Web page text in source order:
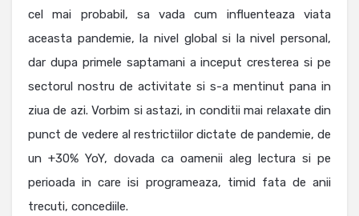
cel mai probabil, sa vada cum influenteaza viata
aceasta pandemie, la nivel global si la nivel personal,
dar dupa primele saptamani a inceput cresterea si pe
sectorul nostru de activitate si s-a mentinut pana in
ziua de azi. Vorbim si astazi, in conditii mai relaxate din
punct de vedere al restrictiilor dictate de pandemie, de
un +30% YoY, dovada ca oamenii aleg lectura si pe
perioada in care isi programeaza, timid fata de anii
trecuti, concediile.